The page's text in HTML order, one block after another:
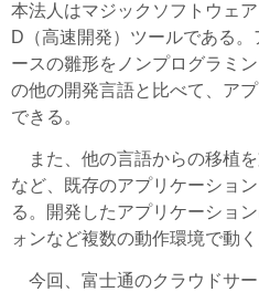
本法人はマジックソフトウェ
D（高速開発）ツールである
ースの雛形をノンプログラミ
の他の開発言語と比べて、ア
できる。
また、他の言語からの移植
など、既存のアプリケーショ
る。開発したアプリケーショ
ォンなど複数の動作環境で動く
今回、富士通のクラウドサー